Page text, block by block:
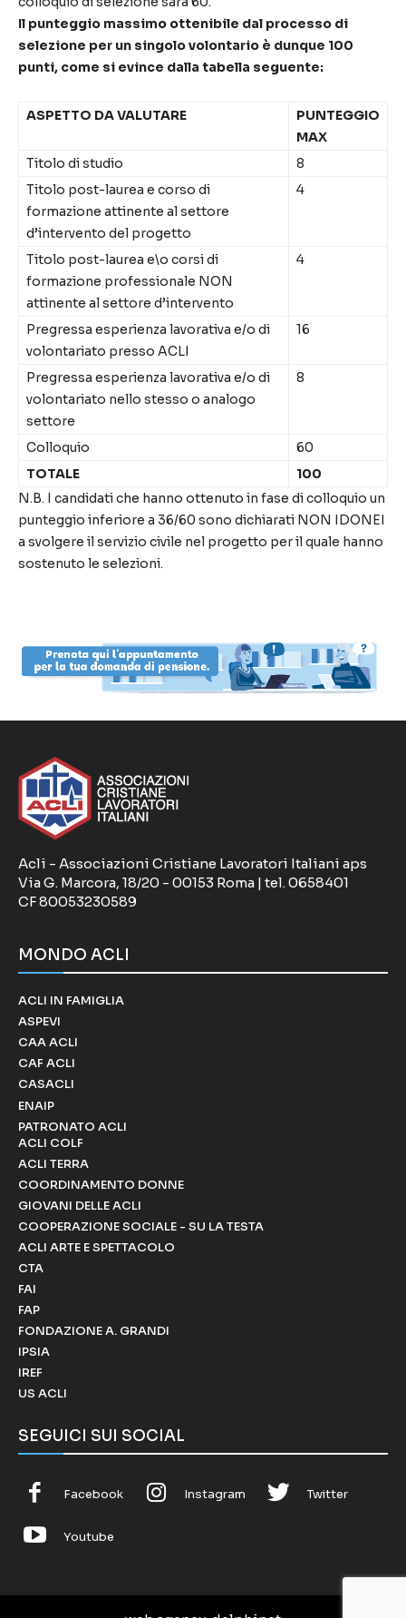
Il punteggio massimo ottenibile dal processo di
selezione per un singolo volontario è dunque 100
punti, come si evince dalla tabella seguente:
ASPETTO DA VALUTARE
PUNTEGGIO
MAX
Titolo di studio
8
Titolo post-laurea e corso di
formazione attinente al settore
d’intervento del progetto
4
Titolo post-laurea e\o corsi di
formazione professionale NON
attinente al settore d’intervento
4
Pregressa esperienza lavorativa e/o di
volontariato presso ACLI
16
Pregressa esperienza lavorativa e/o di
volontariato nello stesso o analogo
settore
8
Colloquio
60
TOTALE
100
N.B. I candidati che hanno ottenuto in fase di colloquio un
punteggio inferiore a 36/60 sono dichiarati NON IDONEI
a svolgere il servizio civile nel progetto per il quale hanno
sostenuto le selezioni.
Acli - Associazioni Cristiane Lavoratori Italiani aps
Via G. Marcora, 18/20 - 00153 Roma | tel. 0658401
CF 80053230589
MONDO ACLI
ACLI IN FAMIGLIA
ASPEVI
CAA ACLI
CAF ACLI
CASACLI
ENAIP
PATRONATO ACLI
ACLI COLF
ACLI TERRA
COORDINAMENTO DONNE
GIOVANI DELLE ACLI
COOPERAZIONE SOCIALE - SU LA TESTA
ACLI ARTE E SPETTACOLO
CTA
FAI
FAP
FONDAZIONE A. GRANDI
IPSIA
IREF
US ACLI
SEGUICI SUI SOCIAL
Facebook Instagram Twitter
Youtube